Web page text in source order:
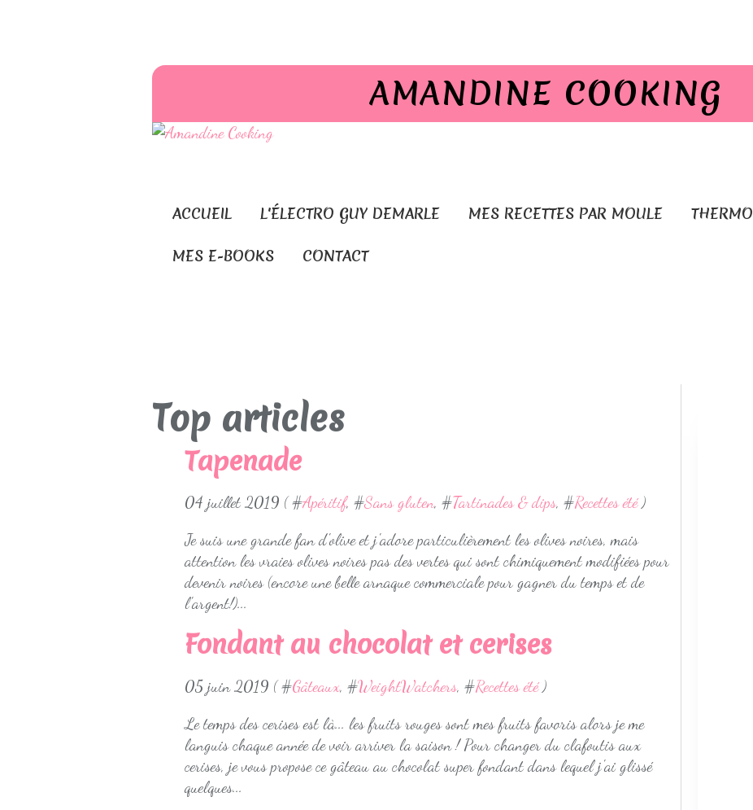
AMANDINE COOKING
ACCUEIL L'ÉLECTRO GUY DEMARLE MES RECETTES PAR MOULE
MES E-BOOKS CONTACT
Top articles
Tapenade
04 juillet 2019 ( #Apéritif, #Sans gluten, #Tartinades & dips, #Recettes été)
Je suis une grande fan d'olive et j'adore particulièrement les olives noires, mais
attention les vraies olives noires pas des vertes qui sont chimiquement modifiées pour
devenir noires (encore une belle arnaque commerciale pour gagner du temps et de
l'argent!)...
Fondant au chocolat et cerises
05 juin 2019 ( #Gâteaux, #WeightWatchers, #Recettes été)
Le temps des cerises est là... les fruits rouges sont mes fruits favoris alors je me
languis chaque année de voir arriver la saison ! Pour changer du clafoutis aux
cerises, je vous propose ce gâteau au chocolat super fondant dans lequel j'ai glissé
quelques...